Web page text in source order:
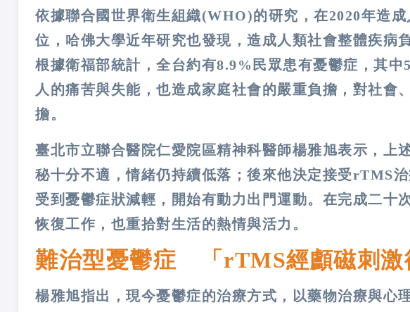
依據聯合國世界衛生組織(WHO)的研究，在2020年造
位，哈佛大學近年研究也發現，造成人類社會整體疾病
根據衛福部統計，全台約有8.9%民眾患有憂鬱症，其
人的痛苦與失能，也造成家庭社會的嚴重負擔，對社會
擔。
臺北市立聯合醫院仁愛院區精神科醫師楊雅旭表示，上
秘十分不適，情緒仍持續低落；後來他決定接受rTMS
受到憂鬱症狀減輕，開始有動力出門運動。在完成二十
恢復工作，也重拾對生活的熱情與活力。
難治型憂鬱症 「 rTMS經顱磁刺激
楊雅旭指出，現今憂鬱症的治療方式，以藥物治療與心